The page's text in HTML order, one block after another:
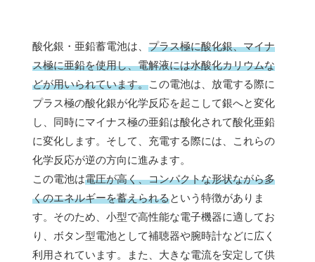
酸化銀・亜鉛蓄電池は、 プラス極に酸化銀、マイナ
ス極に亜鉛を使用し、電解液には水酸化カリウムな
どが用いられています。この電池は、放電する際に
プラス極の酸化銀が化学反応を起こして銀へと変化
し、同時にマイナス極の亜鉛は酸化されて酸化亜鉛
に変化します。そして、充電する際には、これらの
化学反応が逆の方向に進みます。
この電池は電圧が高く、コンパクトな形状ながら多
くのエネルギーを蓄えられるという特徴がありま
す。そのため、小型で高性能な電子機器に適してお
り、ボタン型電池として補聴器や腕時計などに広く
利用されています。また、大きな電流を安定して供